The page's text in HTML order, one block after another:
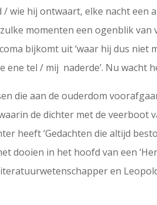
wie hij ontwaart, elke nacht een
momenten een ogenblik
bijkomt uit ‘waar hij dus
ene tel / mij naderde’. Nu wacht
die aan de ouderdom
de dichter met de veerboot
heeft ‘Gedachten die altijd
dooien in het hoofd van een
en